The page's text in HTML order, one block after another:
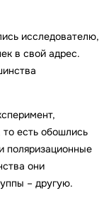
исследователю,
в свой адрес.
то есть обошлись
поляризационные
они
– другую.